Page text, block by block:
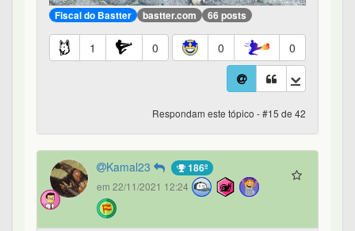
Fiscal do Bastter bastter.com 66 posts
1 0 0 0
Respondam este tópico - #15 de 42
Kamal23 186º
em 22/11/2021 12:24